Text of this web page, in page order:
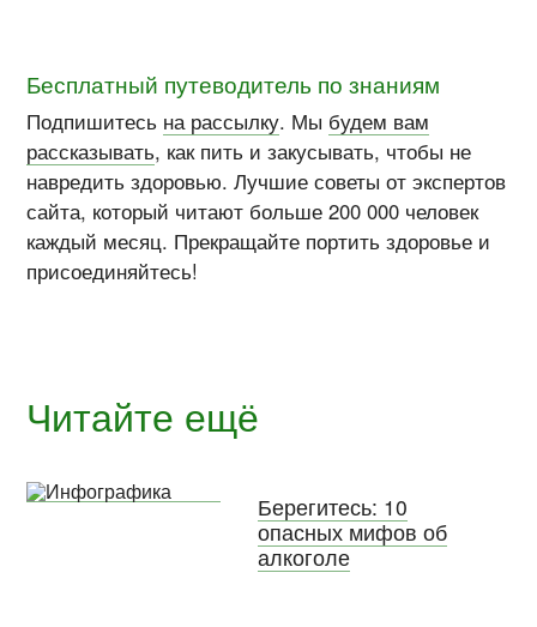
Бесплатный путеводитель по знаниям
Подпишитесь на рассылку. Мы будем вам
рассказывать, как пить и закусывать, чтобы не
навредить здоровью. Лучшие советы от экспертов
сайта, который читают больше 200 000 человек
каждый месяц. Прекращайте портить здоровье и
присоединяйтесь!
Читайте ещё
Берегитесь: 10
опасных мифов об
алкоголе